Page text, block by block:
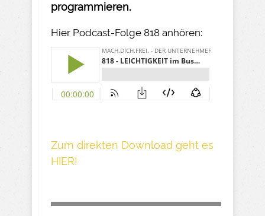
programmieren.
Hier Podcast-Folge 818 anhören:
Z um direkte n Download geh t es
HIER!